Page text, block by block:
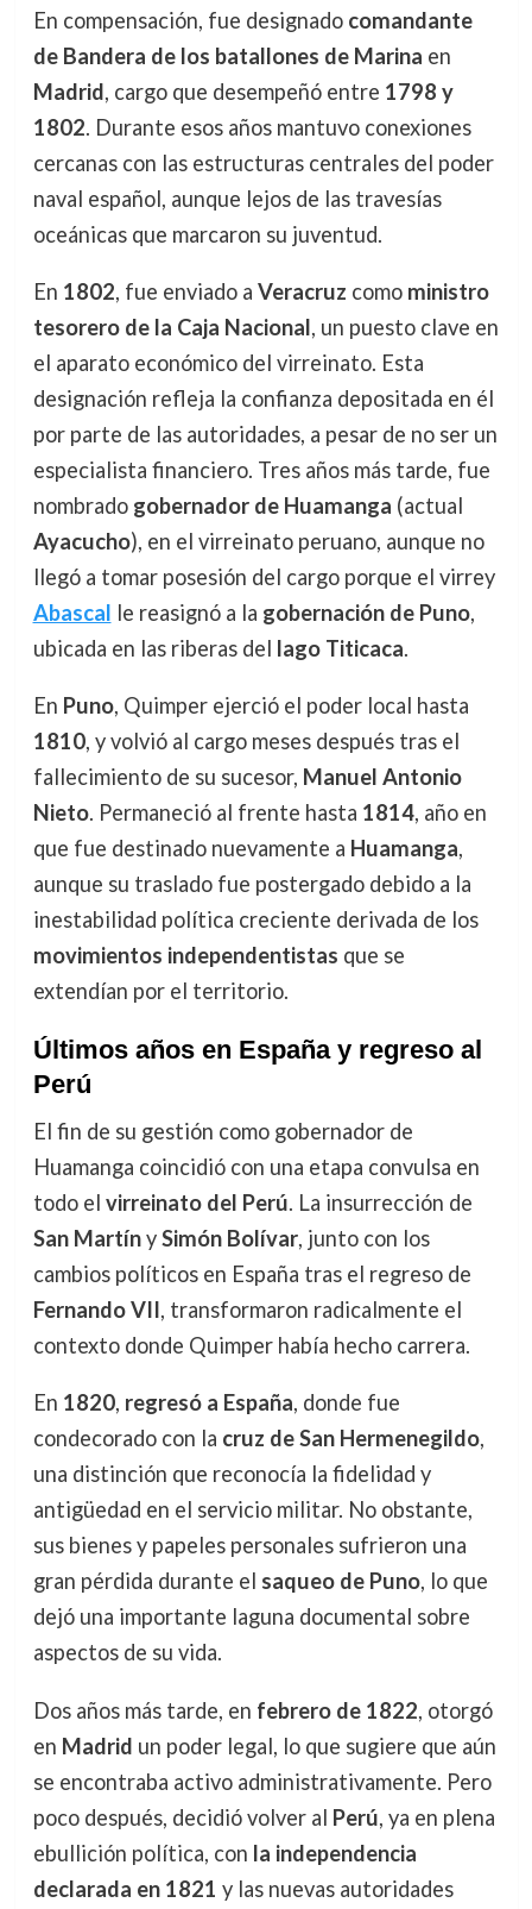
En compensación, fue designado comandante
de Bandera de los batallones de Marina en
Madrid, cargo que desempeñó entre 1798 y
1802. Durante esos años mantuvo conexiones
cercanas con las estructuras centrales del poder
naval español, aunque lejos de las travesías
oceánicas que marcaron su juventud.
En 1802, fue enviado a Veracruz como ministro
tesorero de la Caja Nacional, un puesto clave en
el aparato económico del virreinato. Esta
designación refleja la confianza depositada en él
por parte de las autoridades, a pesar de no ser un
especialista financiero. Tres años más tarde, fue
nombrado gobernador de Huamanga (actual
Ayacucho), en el virreinato peruano, aunque no
llegó a tomar posesión del cargo porque el virrey
Abascal le reasignó a la gobernación de Puno,
ubicada en las riberas del lago Titicaca.
En Puno, Quimper ejerció el poder local hasta
1810, y volvió al cargo meses después tras el
fallecimiento de su sucesor, Manuel Antonio
Nieto. Permaneció al frente hasta 1814, año en
que fue destinado nuevamente a Huamanga,
aunque su traslado fue postergado debido a la
inestabilidad política creciente derivada de los
movimientos independentistas que se
extendían por el territorio.
Últimos años en España y regreso al
Perú
El fin de su gestión como gobernador de
Huamanga coincidió con una etapa convulsa en
todo el virreinato del Perú. La insurrección de
San MartínySimón Bolívar, junto con los
cambios políticos en España tras el regreso de
Fernando VII, transformaron radicalmente el
contexto donde Quimper había hecho carrera.
En 1820, regresó a España, donde fue
condecorado con la cruz de San Hermenegildo,
una distinción que reconocía la fidelidad y
antigüedad en el servicio militar. No obstante,
sus bienes y papeles personales sufrieron una
gran pérdida durante el saqueo de Puno, lo que
dejó una importante laguna documental sobre
aspectos de su vida.
Dos años más tarde, en febrero de 1822, otorgó
en Madrid un poder legal, lo que sugiere que aún
se encontraba activo administrativamente. Pero
poco después, decidió volver al Perú, ya en plena
ebullición política, con la independencia
declarada en 1821 y las nuevas autoridades